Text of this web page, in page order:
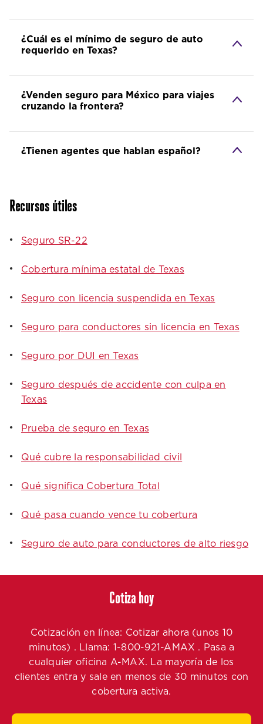
¿Cuál es el mínimo de seguro de auto
requerido en Texas?
¿Venden seguro para México para viajes
cruzando la frontera?
¿Tienen agentes que hablan español?
Recursos útiles
Seguro SR-22
Cobertura mínima estatal de Texas
Seguro con licencia suspendida en Texas
Seguro para conductores sin licencia en Texas
Seguro por DUI en Texas
Seguro después de accidente con culpa en
Texas
Prueba de seguro en Texas
Qué cubre la responsabilidad civil
Qué significa Cobertura Total
Qué pasa cuando vence tu cobertura
Seguro de auto para conductores de alto riesgo
Cotiza hoy
Cotización en línea: Cotizar ahora (unos 10
minutos) . Llama: 1-800-921-AMAX . Pasa a
cualquier oficina A-MAX. La mayoría de los
clientes entra y sale en menos de 30 minutos con
cobertura activa.